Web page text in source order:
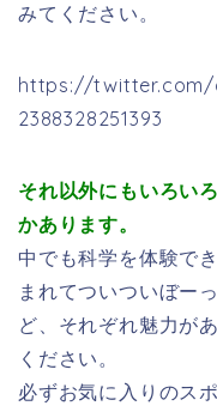
みてください。
https://twitter.com/
2388328251393
それ以外にもいろい
かあります。
中でも科学を体験で
まれてついついぼー
ど、それぞれ魅力が
ください。
必ずお気に入りのス